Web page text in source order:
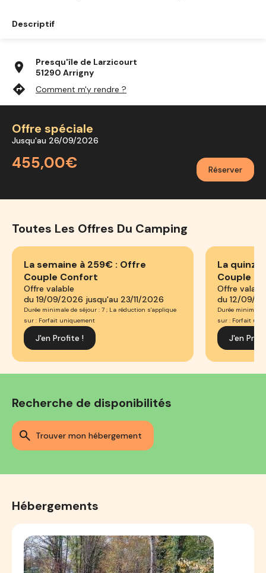
Descriptif
location_on
Presqu'île de Larzicourt
51290 Arrigny
directions Comment m'y rendre ?
Offre spéciale
Jusqu'au 26/09/2026
455,00€ Réserver
Toutes Les Offres Du Camping
La semaine à 259€ : Offre
Couple Confort
Offre valable
du 19/09/2026 jusqu'au 23/11/2026
Durée minimale de séjour : 7 ; La réduction s'applique
sur : Forfait uniquement
J'en Profite !
La
Couple
Offre
du 12/09/
Durée minimale
sur : Forfait
J'en
Recherche de disponibilités
trouver mon hébergement
Hébergements